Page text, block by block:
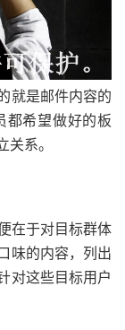
就是邮件内容的
都希望做好的板
系。
在于对目标群体
味的内容，列出
对这些目标用户